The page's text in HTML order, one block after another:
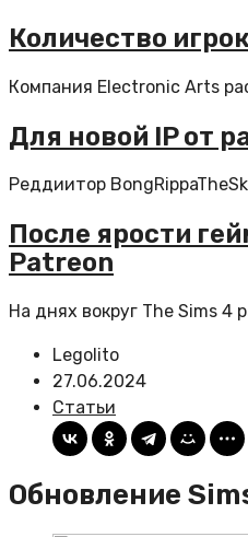
Количество
Компания Electronic Arts
Для новой IP от
Реддиитор
После ярости
Patreon
На днях вокруг The Sims
Legolito
27.06.2024
Статьи
Обновление